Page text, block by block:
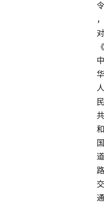
令
，
对
《
中
华
人
民
共
和
国
道
路
交
通